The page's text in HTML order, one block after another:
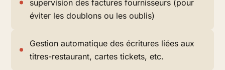
supervision des factures fournisseurs (pour
éviter les doublons ou les oublis)
Gestion automatique des écritures liées aux
titres-restaurant, cartes tickets, etc.